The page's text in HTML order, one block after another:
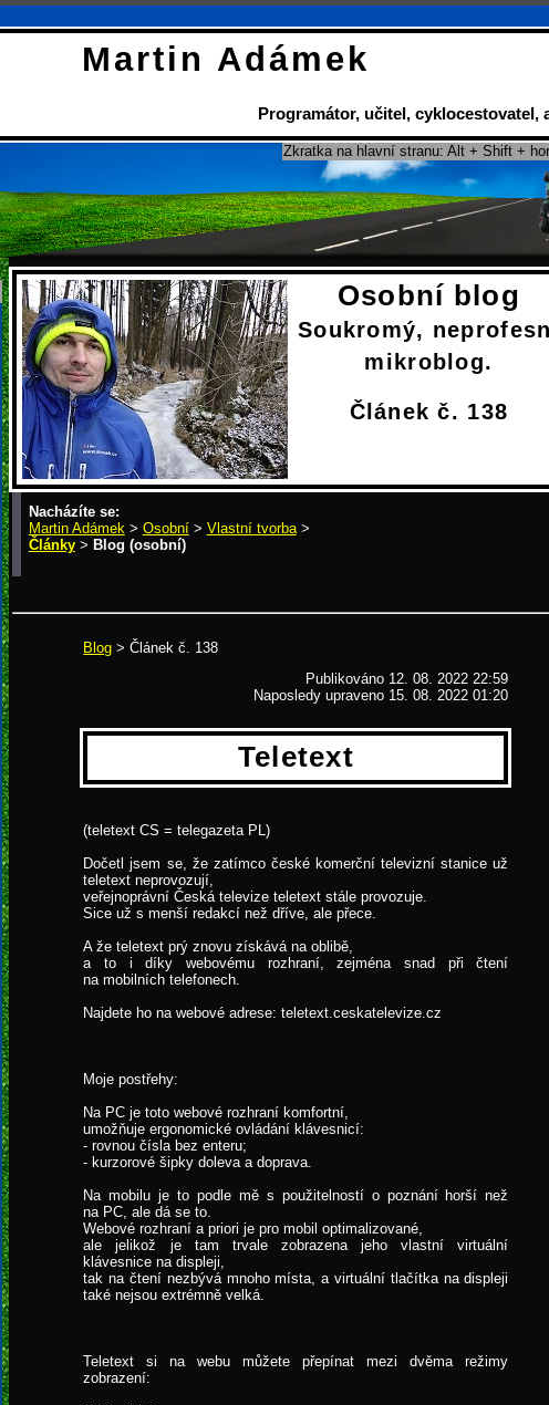
Martin Adámek
Programátor, učitel, cyklocestovatel,
Zkratka na hlavní stranu: Alt + Shift +
Osobní blog
Soukromý,
mikroblog.
Článek č. 138
Nacházíte se:
Martin Adámek > Osobní> Vlastní tvorba>
Články> Blog (osobní)
Blog > Článek č. 138
Publikováno 12. 08. 2022 22:59
Naposledy upraveno 15. 08. 2022 01:20
Teletext
(teletext CS = telegazeta PL)
Dočetl jsem se, že zatímco české komerční televizní stanice už
teletext neprovozují,
veřejnoprávní Česká televize teletext stále provozuje.
Sice už s menší redakcí než dříve, ale přece.
A že teletext prý znovu získává na oblibě,
a to i díky webovému rozhraní, zejména snad při čtení
na mobilních telefonech.
Najdete ho na webové adrese: teletext.ceskatelevize.cz
Moje postřehy:
Na PC je toto webové rozhraní komfortní,
umožňuje ergonomické ovládání klávesnicí:
- rovnou čísla bez enteru;
- kurzorové šipky doleva a doprava.
Na mobilu je to podle mě s použitelností o poznání horší než
na PC, ale dá se to.
Webové rozhraní a priori je pro mobil optimalizované,
ale jelikož je tam trvale zobrazena jeho vlastní virtuální
klávesnice na displeji,
tak na čtení nezbývá mnoho místa, a virtuální tlačítka na displeji
také nejsou extrémně velká.
Teletext si na webu můžete přepínat mezi dvěma režimy
zobrazení: